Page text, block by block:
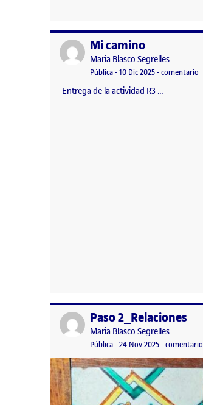
Publicado porMi camino
Publicado por
Maria Blasco Segrelles
Visibilidad:
Pública-Fecha de publicación
10 Dic 2025-comentario
Entrega de la actividad R3 …
Publicado porPaso 2_Relaciones
Publicado por
Maria Blasco Segrelles
Visibilidad:
Pública-Fecha de publicación
24 Nov 2025-comentario